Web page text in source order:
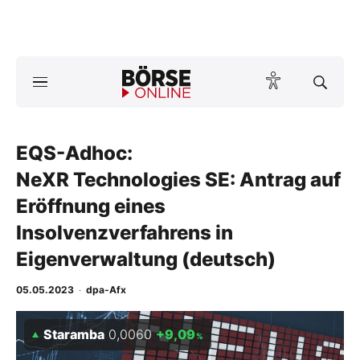
ktuelle Ausgabe BÖRSE ONLINE lesen
News
Anlageprodukte
Finanz-Check
Abo & Shop
BO-Musterdepots
Experten
EQS-Adhoc:
NeXR Technologies SE: Antrag auf
Eröffnung eines
Insolvenzverfahrens in
Eigenverwaltung (deutsch)
05.05.2023 · dpa-Afx
Staramba 0,0060 +9,09%